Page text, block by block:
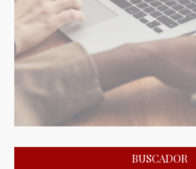
BUSCADOR